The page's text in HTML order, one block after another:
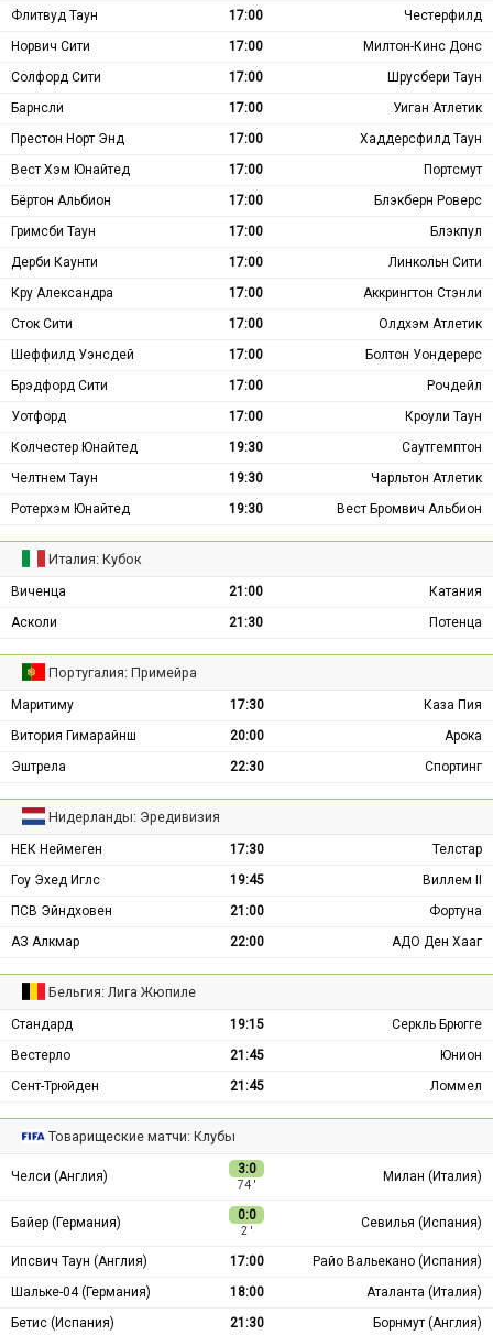
Флитвуд Таун
17:00
Честерфилд
Норвич Сити
17:00
Милтон-Кинс Донс
Солфорд Сити
17:00
Шрусбери Таун
Барнсли
17:00
Уиган Атлетик
Престон Норт Энд
17:00
Хаддерсфилд Таун
Вест Хэм Юнайтед
17:00
Портсмут
Бёртон Альбион
17:00
Блэкберн Роверс
Гримсби Таун
17:00
Блэкпул
Дерби Каунти
17:00
Линкольн Сити
Кру Александра
17:00
Аккрингтон Стэнли
Сток Сити
17:00
Олдхэм Атлетик
Шеффилд Уэнсдей
17:00
Болтон Уондерерс
Брэдфорд Сити
17:00
Рочдейл
Уотфорд
17:00
Кроули Таун
Колчестер Юнайтед
19:30
Саутгемптон
Челтнем Таун
19:30
Чарльтон Атлетик
Ротерхэм Юнайтед
19:30 Вест Бромвич Альбион
Италия: Кубок
Виченца 21:00
Катания
Асколи
21:30 Потенца
Португалия: Примейра
Маритиму 17:30
Каза Пия
Витория Гимарайнш
20:00
Арока
Эштрела
22:30 Спортинг
Нидерланды: Эредивизия
НЕК Неймеген 17:30
Телстар
Гоу Эхед Иглс
19:45
Виллем II
ПСВ Эйндховен
21:00
Фортуна
АЗ Алкмар
22:00 АДО Ден Хааг
Бельгия: Лига Жюпиле
Стандард 19:15
Серкль Брюгге
Вестерло
21:45
Юнион
Сент-Трюйден
21:45 Ломмел
Товарищеские матчи: Клубы
Челси (Англия) 3:0
74 ′
Милан (Италия)
Байер (Германия) 0:0
2 ′
Севилья (Испания)
Ипсвич Таун (Англия) 17:00
Райо Вальекано (Испания)
Шальке-04 (Германия)
18:00
Аталанта (Италия)
Бетис (Испания)
21:30 Борнмут (Англия)